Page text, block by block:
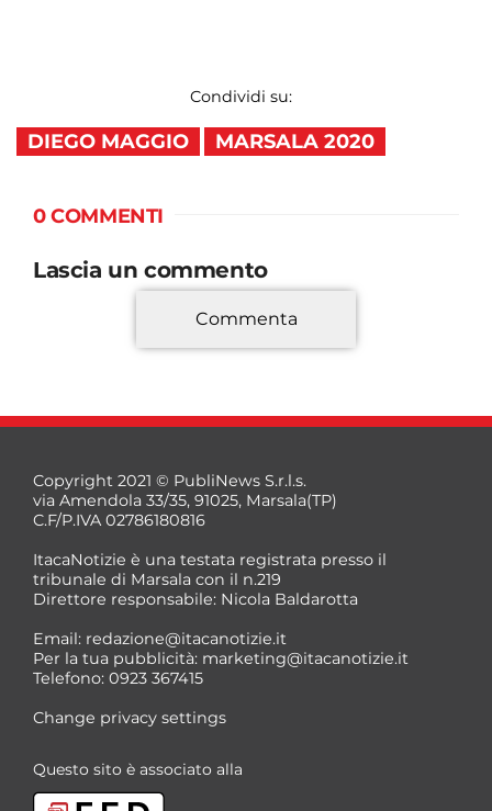
Condividi su:
DIEGO MAGGIO MARSALA 2020
0 COMMENTI
Lascia un commento
*
*
Commenta
Copyright 2021 © PubliNews S.r.l.s.
via Amendola 33/35, 91025, Marsala(TP)
C.F/P.IVA 02786180816
ItacaNotizie è una testata registrata presso il
tribunale di Marsala con il n.219
Direttore responsabile: Nicola Baldarotta
Email: redazione@itacanotizie.it
Per la tua pubblicità: marketing@itacanotizie.it
Telefono: 0923 367415
Change privacy settings
Questo sito è associato alla